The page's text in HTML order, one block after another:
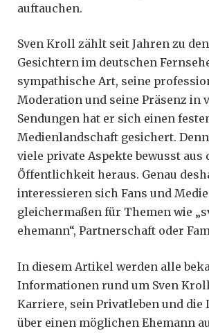
auftauchen.
Sven Kroll zählt seit Jahren zu
Gesichtern im deutschen
sympathische Art, seine
Moderation und seine Präsenz in
Sendungen hat er sich einen
Medienlandschaft gesichert.
viele private Aspekte bewusst aus
Öffentlichkeit heraus. Genau
interessieren sich Fans und
gleichermaßen für Themen wie
ehemann“, Partnerschaft oder
In diesem Artikel werden alle
Informationen rund um Sven
Karriere, sein Privatleben und die
über einen möglichen Ehemann